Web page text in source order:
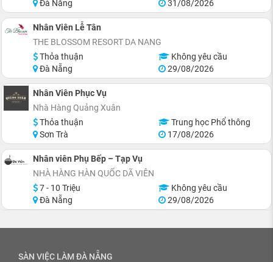
Đà Nẵng
31/08/2026
Nhân Viên Lễ Tân
THE BLOSSOM RESORT DA NANG
Thỏa thuận
Không yêu cầu
Đà Nẵng
29/08/2026
Nhân Viên Phục Vụ
Nhà Hàng Quảng Xuân
Thỏa thuận
Trung học Phổ thông
Sơn Trà
17/08/2026
Nhân viên Phụ Bếp – Tạp Vụ
NHÀ HÀNG HÀN QUỐC DÃ VIÊN
7 - 10 Triệu
Không yêu cầu
Đà Nẵng
29/08/2026
SÀN VIỆC LÀM ĐÀ NẴNG